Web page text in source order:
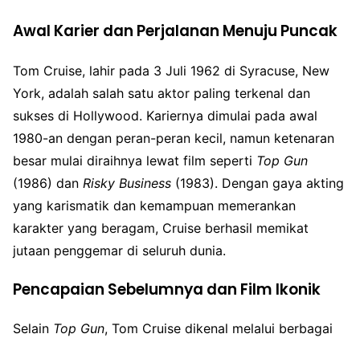
Awal Karier dan Perjalanan Menuju Puncak
Tom Cruise, lahir pada 3 Juli 1962 di Syracuse, New
York, adalah salah satu aktor paling terkenal dan
sukses di Hollywood. Kariernya dimulai pada awal
1980-an dengan peran-peran kecil, namun ketenaran
besar mulai diraihnya lewat film seperti Top Gun
(1986) dan Risky Business (1983). Dengan gaya akting
yang karismatik dan kemampuan memerankan
karakter yang beragam, Cruise berhasil memikat
jutaan penggemar di seluruh dunia.
Pencapaian Sebelumnya dan Film Ikonik
Selain Top Gun, Tom Cruise dikenal melalui berbagai